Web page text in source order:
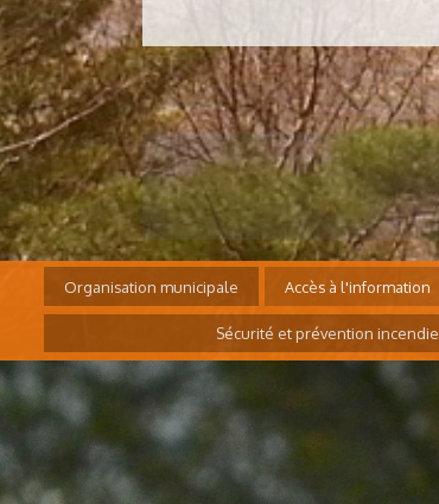
Organisation municipale Accès à l'information
Sécurité et prévention incendie